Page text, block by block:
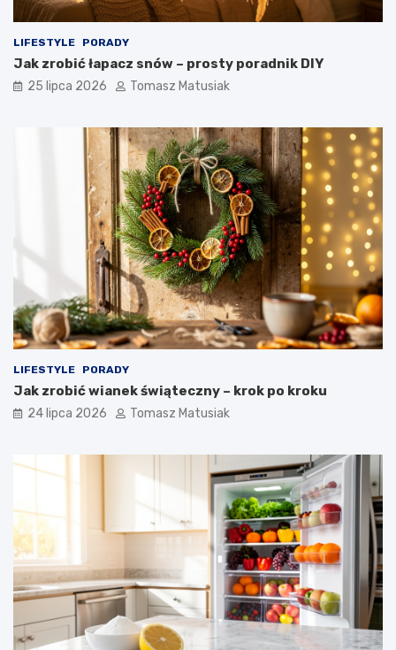
LIFESTYLE PORADY
Jak zrobić łapacz snów – prosty poradnik DIY
25 lipca 2026 Tomasz Matusiak
LIFESTYLE PORADY
Jak zrobić wianek świąteczny – krok po kroku
24 lipca 2026 Tomasz Matusiak